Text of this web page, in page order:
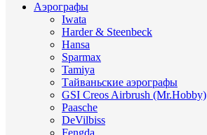
Аэрографы
Iwata
Harder & Steenbeck
Hansa
Sparmax
Tamiya
Тайваньские аэрографы
GSI Creos Airbrush (Mr.Hobby)
Paasche
DeVilbiss
Fengda